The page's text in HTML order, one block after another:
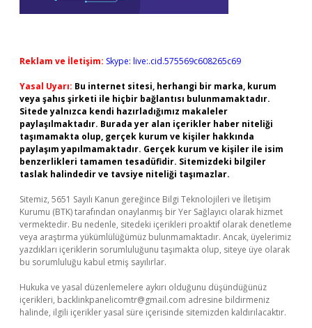
Reklam ve İletişim: Skype: live:.cid.575569c608265c69
Yasal Uyarı: Bu internet sitesi, herhangi bir marka, kurum
veya şahıs şirketi ile hiçbir bağlantısı bulunmamaktadır.
Sitede yalnızca kendi hazırladığımız makaleler
paylaşılmaktadır. Burada yer alan içerikler haber niteliği
taşımamakta olup, gerçek kurum ve kişiler hakkında
paylaşım yapılmamaktadır. Gerçek kurum ve kişiler ile isim
benzerlikleri tamamen tesadüfidir. Sitemizdeki bilgiler
taslak halindedir ve tavsiye niteliği taşımazlar.
Sitemiz, 5651 Sayılı Kanun gereğince Bilgi Teknolojileri ve İletişim
Kurumu (BTK) tarafından onaylanmış bir Yer Sağlayıcı olarak hizmet
vermektedir. Bu nedenle, sitedeki içerikleri proaktif olarak denetleme
veya araştırma yükümlülüğümüz bulunmamaktadır. Ancak, üyelerimiz
yazdıkları içeriklerin sorumluluğunu taşımakta olup, siteye üye olarak
bu sorumluluğu kabul etmiş sayılırlar.
Hukuka ve yasal düzenlemelere aykırı olduğunu düşündüğünüz
içerikleri, backlinkpanelicomtr@gmail.com adresine bildirmeniz
halinde, ilgili içerikler yasal süre içerisinde sitemizden kaldırılacaktır.